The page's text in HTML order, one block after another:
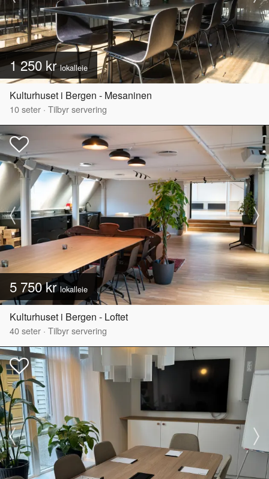
1 250 krlokalleie
Kulturhuset i Bergen - Mesaninen
10seter · Tilbyr servering
5 750 krlokalleie
Kulturhuset i Bergen - Loftet
40seter · Tilbyr servering